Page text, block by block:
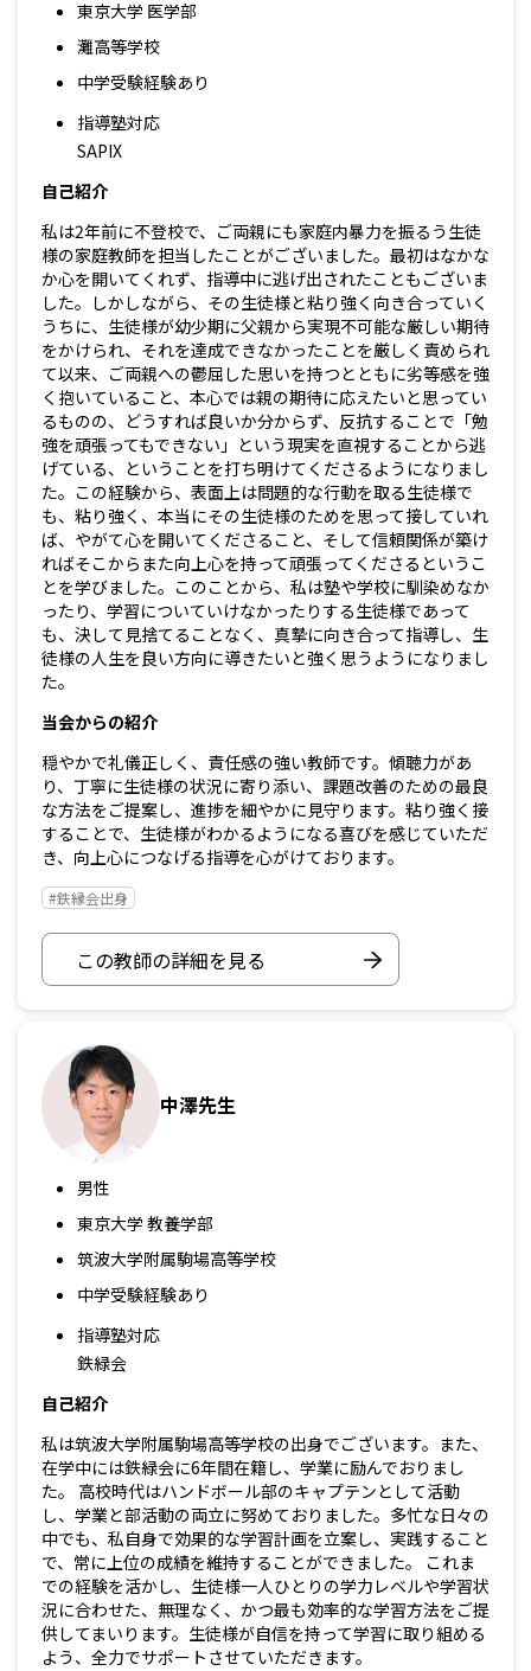
東京大学 医学部
灘高等学校
中学受験経験あり
指導塾対応
SAPIX
自己紹介
私は2年前に不登校で、ご両親にも家庭内暴力を振るう生徒
様の家庭教師を担当したことがございました。最初はなかな
か心を開いてくれず、指導中に逃げ出されたこともございま
した。しかしながら、その生徒様と粘り強く向き合っていく
うちに、生徒様が幼少期に父親から実現不可能な厳しい期待
をかけられ、それを達成できなかったことを厳しく責められ
て以来、ご両親への鬱屈した思いを持つとともに劣等感を強
く抱いていること、本心では親の期待に応えたいと思ってい
るものの、どうすれば良いか分からず、反抗することで「勉
強を頑張ってもできない」という現実を直視することから逃
げている、ということを打ち明けてくださるようになりまし
た。この経験から、表面上は問題的な行動を取る生徒様で
も、粘り強く、本当にその生徒様のためを思って接していれ
ば、やがて心を開いてくださること、そして信頼関係が築け
ればそこからまた向上心を持って頑張ってくださるというこ
とを学びました。このことから、私は塾や学校に馴染めなか
ったり、学習についていけなかったりする生徒様であって
も、決して見捨てることなく、真摯に向き合って指導し、生
徒様の人生を良い方向に導きたいと強く思うようになりまし
た。
当会からの紹介
穏やかで礼儀正しく、責任感の強い教師です。傾聴力があ
り、丁寧に生徒様の状況に寄り添い、課題改善のための最良
な方法をご提案し、進捗を細やかに見守ります。粘り強く接
することで、生徒様がわかるようになる喜びを感じていただ
き、向上心につなげる指導を心がけております。
#鉄縁会出身
この教師の詳細を見る
中澤先生
男性
東京大学 教養学部
筑波大学附属駒場高等学校
中学受験経験あり
指導塾対応
鉄緑会
自己紹介
私は筑波大学附属駒場高等学校の出身でございます。また、
在学中には鉄緑会に6年間在籍し、学業に励んでおりまし
た。 高校時代はハンドボール部のキャプテンとして活動
し、学業と部活動の両立に努めておりました。多忙な日々の
中でも、私自身で効果的な学習計画を立案し、実践すること
で、常に上位の成績を維持することができました。 これま
での経験を活かし、生徒様一人ひとりの学力レベルや学習状
況に合わせた、無理なく、かつ最も効率的な学習方法をご提
供してまいります。生徒様が自信を持って学習に取り組める
よう、全力でサポートさせていただきます。